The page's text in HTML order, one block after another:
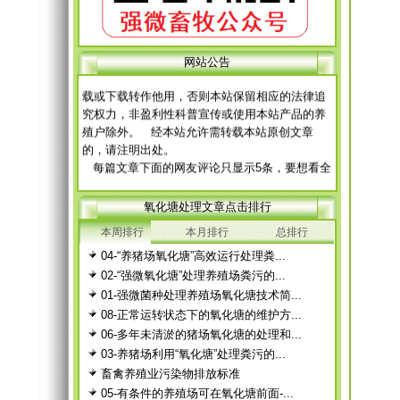
网站公告
网 站 申 明
本网站所有原创文章，未经本站同意，不得转
究权力，非盈利性科普宣传或使用本站产品的养
殖户除外。 经本站允许需转载本站原创文章
的，请注明出处。
每篇文章下面的网友评论只显示5条，要想看全
部评论，请点击网友评论框右上角的“更多”
徨耧豚蝽-桎梓羼觇?觐眈箅圉梃
徨耧豚蝽-桎梓羼觇?觐眈箅圉梃
氧化塘处理文章点击排行
本周排行 本月排行 总排行
04-“养猪场氧化塘”高效运行处理粪...
02-“强微氧化塘”处理养殖场粪污的...
01-强微菌种处理养殖场氧化塘技术简...
08-正常运转状态下的氧化塘的维护方...
06-多年未清淤的猪场氧化塘的处理和...
03-养猪场利用“氧化塘”处理粪污的...
畜禽养殖业污染物排放标准
05-有条件的养殖场可在氧化塘前面-...